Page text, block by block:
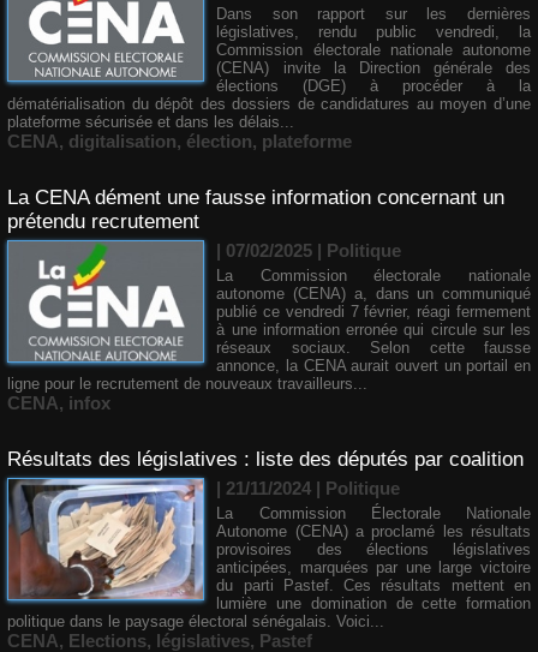
Dans son rapport sur les dernières
législatives, rendu public vendredi, la
Commission électorale nationale autonome
(CENA) invite la Direction générale des
élections (DGE) à procéder à la
dématérialisation du dépôt des dossiers de candidatures au moyen d’une
plateforme sécurisée et dans les délais...
CENA, digitalisation, élection, plateforme
La CENA dément une fausse information concernant un
prétendu recrutement
| 07/02/2025 | Politique
La Commission électorale nationale
autonome (CENA) a, dans un communiqué
publié ce vendredi 7 février, réagi fermement
à une information erronée qui circule sur les
réseaux sociaux. Selon cette fausse
annonce, la CENA aurait ouvert un portail en
ligne pour le recrutement de nouveaux travailleurs...
CENA, infox
Résultats des législatives : liste des députés par coalition
| 21/11/2024 | Politique
La Commission Électorale Nationale
Autonome (CENA) a proclamé les résultats
provisoires des élections législatives
anticipées, marquées par une large victoire
du parti Pastef. Ces résultats mettent en
lumière une domination de cette formation
politique dans le paysage électoral sénégalais. Voici...
CENA, Elections, législatives, Pastef